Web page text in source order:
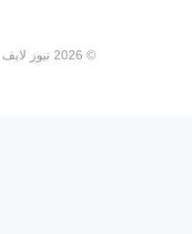
© 2026 نيوز لايف